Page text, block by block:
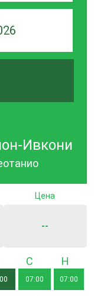
Ивкони
Цена
--
Събота
07:00 07:00